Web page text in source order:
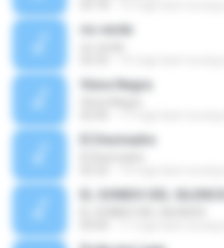
rio verde
Viúva Negra
El Desmadre
EL SONIDO DEL SILENCIO